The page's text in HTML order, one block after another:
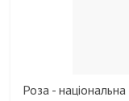
Роза -